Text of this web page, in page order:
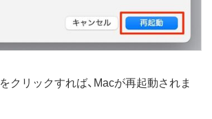
をクリックすれば、Macが再起動されま